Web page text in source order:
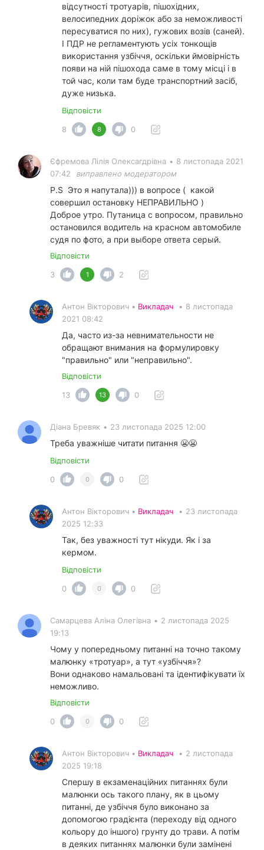
відсутності тротуарів, пішохідних,
велосипедних доріжок або за неможливості
пересуватися по них), гужових возів (саней).
І ПДР не регламентують усіх тонкощів
використання узбіччя, оскільки ймовірність
появи на ній пішохода саме в тому місці і в
той час, коли там буде транспортний засіб,
дуже низька.
Відповісти
8
8 0
Єфремова Лілія Олексагдрівна • 8 листопада 2021
07:42
виправлено модератором
P.S Это я напутала))) в вопросе ( какой
совершил остановку НЕПРАВИЛЬНО )
Доброе утро. Путаница с вопросом, правильно
остановился водитель на красном автомобиле
судя по фото, а при выборе ответа серый.
Відповісти
3
1 2
Антон Вікторович • Викладач • 8 листопада
2021 08:42
Да, часто из-за невнимательности не
обращают внимания на формулировку
"правильно" или "неправильно".
Відповісти
13
13 0
Діана Бревяк • 23 листопада 2025 12:00
Треба уважніше читати питання 😬😬
Відповісти
0
0 0
Антон Вікторович • Викладач • 23 листопада
2025 12:33
Так, без уважності тут нікуди. Як і за
кермом.
Відповісти
0
0 0
Самарцева Аліна Олегівна • 2 листопада 2025
19:13
Чому у попередньому питанні на точно такому
малюнку «тротуар», а тут «узбіччя»?
Вони однаково намальовані та ідентифікувати їх
неможливо.
Відповісти
0
0 0
Антон Вікторович • Викладач • 2 листопада
2025 19:18
Спершу в екзаменаційних питаннях були
малюнки ось такого плану, як в цьому
питанні, де узбіччя було виконано за
допомогою градієнта (переходу від одного
кольору до іншого) грунту до трави. А потім
в деяких питаннях малюнки були замінені